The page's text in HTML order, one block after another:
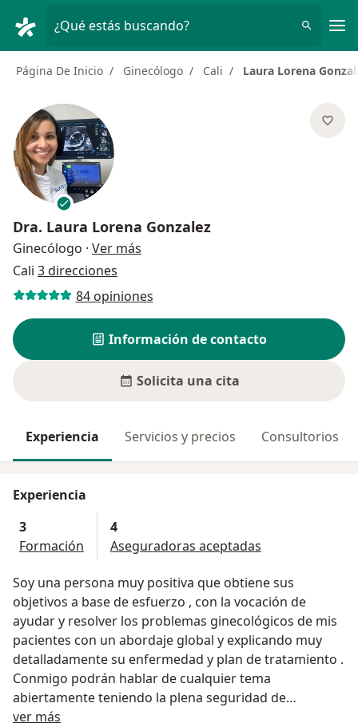
¿Qué estás buscando?
Página De Inicio Ginecólogo Cali Laura Lorena
Dra. Laura Lorena Gonzalez
Ginecólogo · Ver más
Cali 3 direcciones
84 opiniones
Información de contacto
Solicita una cita
Experiencia Servicios y precios Consultorios
Experiencia
3
Formación
4
Aseguradoras aceptadas
Soy una persona muy positiva que obtiene sus
objetivos a base de esfuerzo , con la vocación de
ayudar y resolver los problemas ginecológicos de mis
pacientes con un abordaje global y explicando muy
detalladamente su enfermedad y plan de tratamiento .
Conmigo podrán hablar de cualquier tema
abiertamente teniendo la plena seguridad de
confidencialidad y de la toma de desiciones acertadas
ver más